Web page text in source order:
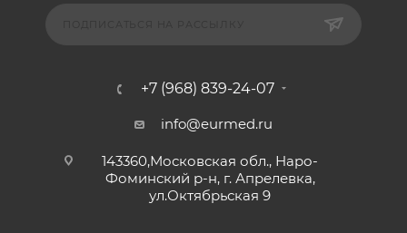
+7 (968) 839-24-07
info@eurmed.ru
143360,Московская обл., Наро-
Фоминский р-н, г. Апрелевка,
ул.Октябрьская 9